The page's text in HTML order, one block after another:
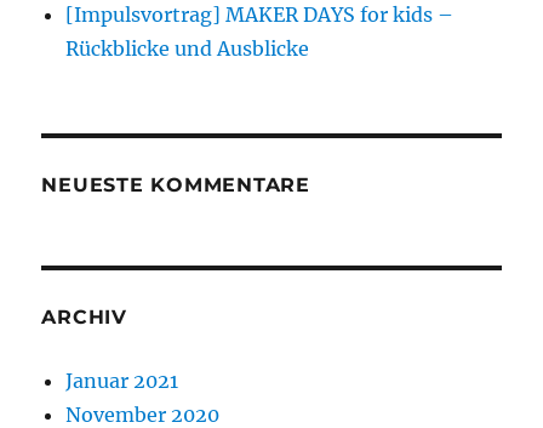
[Impulsvortrag] MAKER DAYS for kids –
Rückblicke und Ausblicke
NEUESTE KOMMENTARE
ARCHIV
Januar 2021
November 2020